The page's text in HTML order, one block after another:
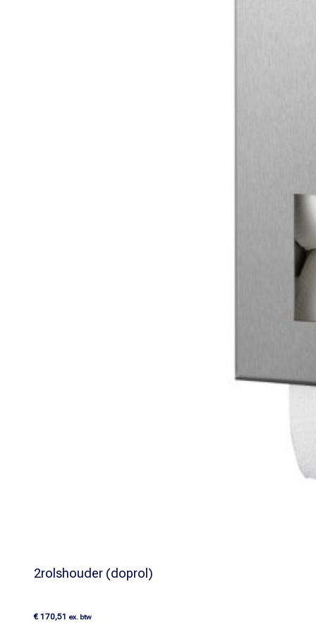
2rolshouder (doprol)
€ 170,51 ex. btw